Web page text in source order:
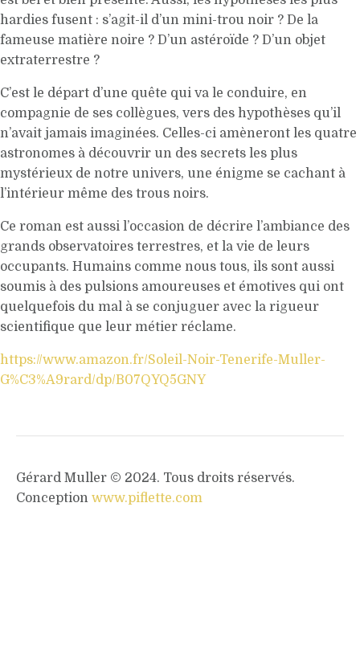
hardies fusent : s’agit-il d’un mini-trou noir ? De la
fameuse matière noire ? D’un astéroïde ? D’un objet
extraterrestre ?
C’est le départ d’une quête qui va le conduire, en
compagnie de ses collègues, vers des hypothèses qu’il
n’avait jamais imaginées. Celles-ci amèneront les quatre
astronomes à découvrir un des secrets les plus
mystérieux de notre univers, une énigme se cachant à
l’intérieur même des trous noirs.
Ce roman est aussi l’occasion de décrire l’ambiance des
grands observatoires terrestres, et la vie de leurs
occupants. Humains comme nous tous, ils sont aussi
soumis à des pulsions amoureuses et émotives qui ont
quelquefois du mal à se conjuguer avec la rigueur
scientifique que leur métier réclame.
https://www.amazon.fr/Soleil-Noir-Tenerife-Muller-
G%C3%A9rard/dp/B07QYQ5GNY
Gérard Muller © 2024. Tous droits réservés.
Conception www.piflette.com